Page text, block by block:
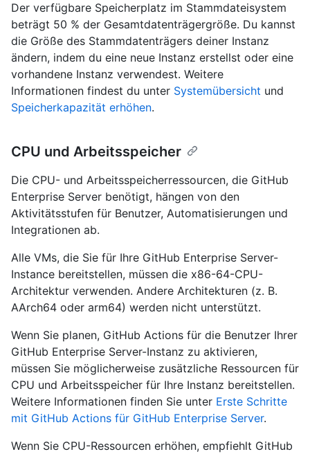
Der verfügbare Speicherplatz im Stammdateisystem
beträgt 50 % der Gesamtdatenträgergröße. Du kannst
die Größe des Stammdatenträgers deiner Instanz
ändern, indem du eine neue Instanz erstellst oder eine
vorhandene Instanz verwendest. Weitere
Informationen findest du unter Systemübersicht und
Speicherkapazität erhöhen.
CPU und Arbeitsspeicher
Die CPU- und Arbeitsspeicherressourcen, die GitHub
Enterprise Server benötigt, hängen von den
Aktivitätsstufen für Benutzer, Automatisierungen und
Integrationen ab.
Alle VMs, die Sie für Ihre GitHub Enterprise Server-
Instance bereitstellen, müssen die x86-64-CPU-
Architektur verwenden. Andere Architekturen (z. B.
AArch64 oder arm64) werden nicht unterstützt.
Wenn Sie planen, GitHub Actions für die Benutzer Ihrer
GitHub Enterprise Server-Instanz zu aktivieren,
müssen Sie möglicherweise zusätzliche Ressourcen für
CPU und Arbeitsspeicher für Ihre Instanz bereitstellen.
Weitere Informationen finden Sie unter Erste Schritte
mit GitHub Actions für GitHub Enterprise Server.
Wenn Sie CPU-Ressourcen erhöhen, empfiehlt GitHub